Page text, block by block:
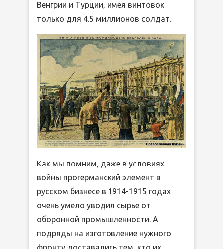
Венгрии и Турции, имея винтовок
только для 4.5 миллионов солдат.
Как мы помним, даже в условиях
войны прогерманский элемент в
русском бизнесе в 1914-1915 годах
очень умело уводил сырье от
оборонной промышленности. А
подряды на изготовление нужного
фронту доставались тем, кто их